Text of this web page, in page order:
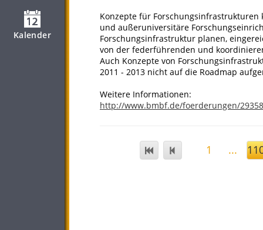
Kalender
Konzepte für Forschungsinfrastrukturen
und außeruniversitäre
Forschungsinfrastruktur planen,
von der federführenden und
Auch Konzepte von
2011 - 2013 nicht auf die Roadmap
Weitere Informationen:
http://www.bmbf.de/foerderungen/
1 ...